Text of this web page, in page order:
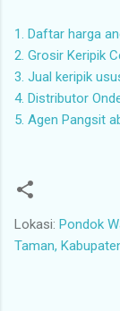
1. Daftar harga
2. Grosir Keripik
3. Jual keripik
4. Distributor
5. Agen Pangsit
Lokasi: Pondok
Taman,